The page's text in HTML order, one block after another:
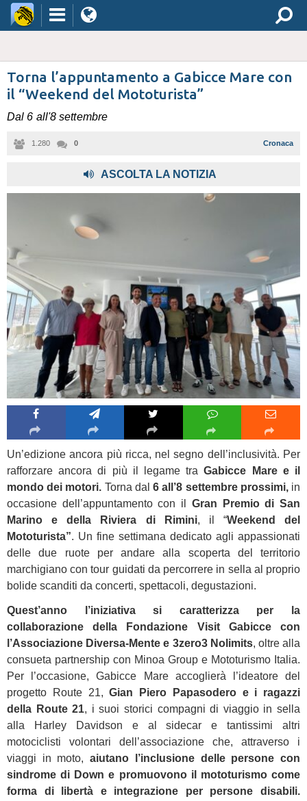
Torna l’appuntamento a Gabicce Mare con
il “Weekend del Mototurista”
Dal 6 all'8 settembre
1.280 0 Cronaca
ASCOLTA LA NOTIZIA
Un’edizione ancora più ricca, nel segno dell’inclusività. Per
rafforzare ancora di più il legame traGabicce Mare e il
mondo dei motori. Torna dal6 all’8 settembre prossimi, in
occasione dell’appuntamento con il Gran Premio di San
Marino e della Riviera di Rimini, il “Weekend del
Mototurista”. Un fine settimana dedicato agli appassionati
delle due ruote per andare alla scoperta del territorio
marchigiano con tour guidati da percorrere in sella al proprio
bolide scanditi da concerti, spettacoli, degustazioni.
Quest’anno l’iniziativa si caratterizza per la
collaborazione della Fondazione Visit Gabicce con
l’Associazione Diversa-Mente e 3zero3 Nolimits, oltre alla
consueta partnership con Minoa Group e Mototurismo Italia.
Per l’occasione, Gabicce Mare accoglierà l’ideatore del
progetto Route 21,Gian Piero Papasodero e i ragazzi
della Route 21, i suoi storici compagni di viaggio in sella
alla Harley Davidson e al sidecar e tantissimi altri
motociclisti volontari dell’associazione che, attraverso i
viaggi in moto,aiutano l’inclusione delle persone con
sindrome di Down e promuovono il mototurismo come
forma di libertà e integrazione per persone disabili.